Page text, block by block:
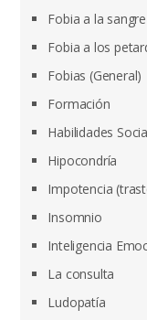
Fobia a la
Fobia a los
Fobias (General)
Formación
Habilidades
Hipocondría
Impotencia
Insomnio
Inteligencia
La consulta
Ludopatía